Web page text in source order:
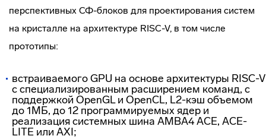
перспективных СФ-блоков для проектирования систем
на кристалле на архитектуре RISC-V, в том числе
прототипы:
встраиваемого GPU на основе архитектуры RISC-V
c специализированным расширением команд, с
поддержкой OpenGL и OpenCL, L2-кэш объемом
до 1МБ, до 12 программируемых ядер и
реализация системных шина AMBA4 ACE, ACE-
LITE или AXI;